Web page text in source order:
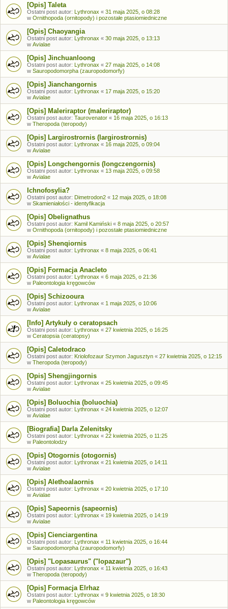
[Opis] Taleta
Ostatni post autor: Lythronax « 31 maja 2025, o 08:28
w Ornithopoda (ornitopody) i pozostałe ptasiomiedniczne
[Opis] Chaoyangia
Ostatni post autor: Lythronax « 30 maja 2025, o 13:13
w Avialae
[Opis] Jinchuanloong
Ostatni post autor: Lythronax « 27 maja 2025, o 14:08
w Sauropodomorpha (zauropodomorfy)
[Opis] Jianchangornis
Ostatni post autor: Lythronax « 17 maja 2025, o 15:20
w Avialae
[Opis] Maleriraptor (maleriraptor)
Ostatni post autor: Taurovenator « 16 maja 2025, o 16:13
w Theropoda (teropody)
[Opis] Largirostrornis (largirostrornis)
Ostatni post autor: Lythronax « 16 maja 2025, o 09:04
w Avialae
[Opis] Longchengornis (longczengornis)
Ostatni post autor: Lythronax « 13 maja 2025, o 09:58
w Avialae
Ichnofosylia?
Ostatni post autor: Dimetrodon2 « 12 maja 2025, o 18:08
w Skamieniałości - identyfikacja
[Opis] Obelignathus
Ostatni post autor: Kamil Kamiński « 8 maja 2025, o 20:57
w Ornithopoda (ornitopody) i pozostałe ptasiomiedniczne
[Opis] Shenqiornis
Ostatni post autor: Lythronax « 8 maja 2025, o 06:41
w Avialae
[Opis] Formacja Anacleto
Ostatni post autor: Lythronax « 6 maja 2025, o 21:36
w Paleontologia kręgowców
[Opis] Schizooura
Ostatni post autor: Lythronax « 1 maja 2025, o 10:06
w Avialae
[Info] Artykuły o ceratopsach
Ostatni post autor: Lythronax « 27 kwietnia 2025, o 16:25
w Ceratopsia (ceratopsy)
[Opis] Caletodraco
Ostatni post autor: Kriolofozaur Szymon Jagusztyn « 27 kwietnia 2025, o 12:15
w Theropoda (teropody)
[Opis] Shengjingornis
Ostatni post autor: Lythronax « 25 kwietnia 2025, o 09:45
w Avialae
[Opis] Boluochia (boluochia)
Ostatni post autor: Lythronax « 24 kwietnia 2025, o 12:07
w Avialae
[Biografia] Darla Zelenitsky
Ostatni post autor: Lythronax « 22 kwietnia 2025, o 11:25
w Paleontolodzy
[Opis] Otogornis (otogornis)
Ostatni post autor: Lythronax « 21 kwietnia 2025, o 14:11
w Avialae
[Opis] Alethoalaornis
Ostatni post autor: Lythronax « 20 kwietnia 2025, o 17:10
w Avialae
[Opis] Sapeornis (sapeornis)
Ostatni post autor: Lythronax « 19 kwietnia 2025, o 14:19
w Avialae
[Opis] Cienciargentina
Ostatni post autor: Lythronax « 11 kwietnia 2025, o 16:44
w Sauropodomorpha (zauropodomorfy)
[Opis] "Lopasaurus" ("lopazaur")
Ostatni post autor: Lythronax « 11 kwietnia 2025, o 16:43
w Theropoda (teropody)
[Opis] Formacja Elrhaz
Ostatni post autor: Lythronax « 9 kwietnia 2025, o 18:30
w Paleontologia kręgowców